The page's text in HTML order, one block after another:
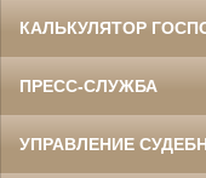
КАЛЬКУЛЯТОР
ПРЕСС-СЛУЖБА
УПРАВЛЕНИЕ